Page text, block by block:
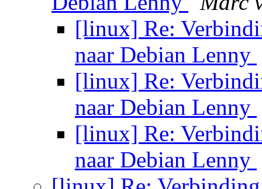
[linux] Re:
naar Debian Lenny
[linux] Re:
naar Debian Lenny
[linux] Re:
naar Debian Lenny